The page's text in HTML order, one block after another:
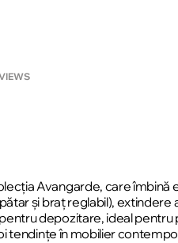
Avangarde, care îmbină
și braț reglabil),
depozitare, ideal
tendințe în mobilier